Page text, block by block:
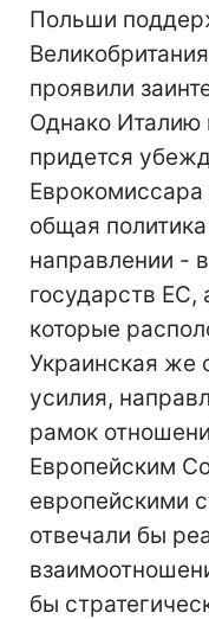
Польши
проявили
Однако
придется
общая
направлении -
государств ЕС,
которые
Украинская же
усилия,
рамок
Европейским
европейскими
отвечали бы
бы